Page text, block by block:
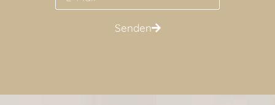
Senden